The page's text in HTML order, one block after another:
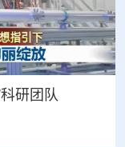
研团队